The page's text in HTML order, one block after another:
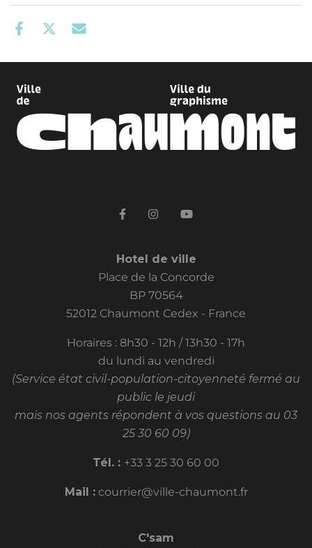
Hotel de ville
Place de la Concorde
BP 70564
52012 Chaumont Cedex - France
Horaires : 8h30 - 12h / 13h30 - 17h
du lundi au vendredi
(Service état civil-population-citoyenneté fermé au
public le jeudi
mais nos agents répondent à vos questions au 03
25 30 60 09)
Tél. : +33 3 25 30 60 00
Mail : courrier@ville-chaumont.fr
C'sam